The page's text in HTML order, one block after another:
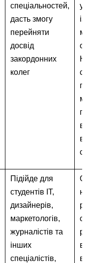
спеціальностей,
дасть змогу
перейняти
досвід
закордонних
колег
із
На
Підійде для
студентів IT,
дизайнерів,
маркетологів,
журналістів та
інших
спеціалістів,